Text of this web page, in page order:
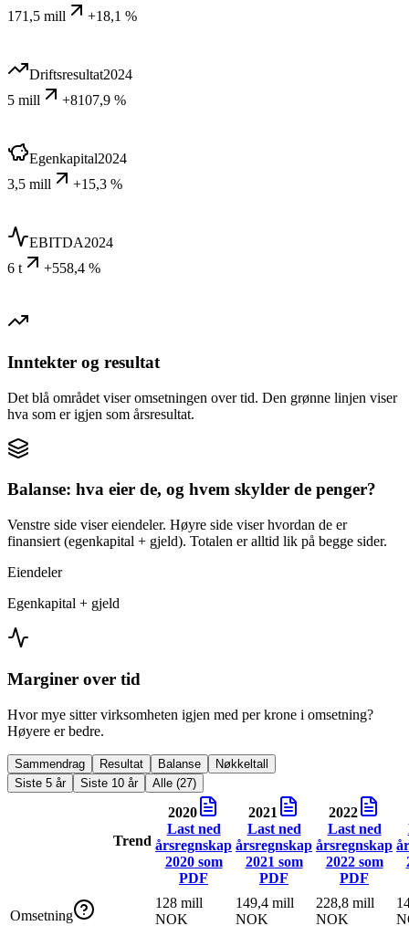
171,5 mill
+18,1 %
Driftsresultat2024
5 mill
+8107,9 %
Egenkapital2024
3,5 mill
+15,3 %
EBITDA2024
6 t
+558,4 %
Inntekter og resultat
Det blå området viser omsetningen over tid. Den grønne linjen viser
hva som er igjen som årsresultat.
Balanse: hva eier de, og hvem skylder de penger?
Venstre side viser eiendeler. Høyre side viser hvordan de er
finansiert (egenkapital + gjeld). Totalen er alltid lik på begge sider.
Eiendeler
Egenkapital + gjeld
Marginer over tid
Hvor mye sitter virksomheten igjen med per krone i omsetning?
Høyere er bedre.
Sammendrag Resultat Balanse
Nøkkeltall
Siste 5 år
Siste 10 år Alle (27)
Trend
2020
Last ned
årsregnskap
2020som
PDF
2021
Last ned
årsregnskap
2021 som
PDF
2022
Last ned
årsregnskap
2022som
PDF
Omsetning
128 mill
NOK
149,4 mill
NOK
228,8 mill
NOK